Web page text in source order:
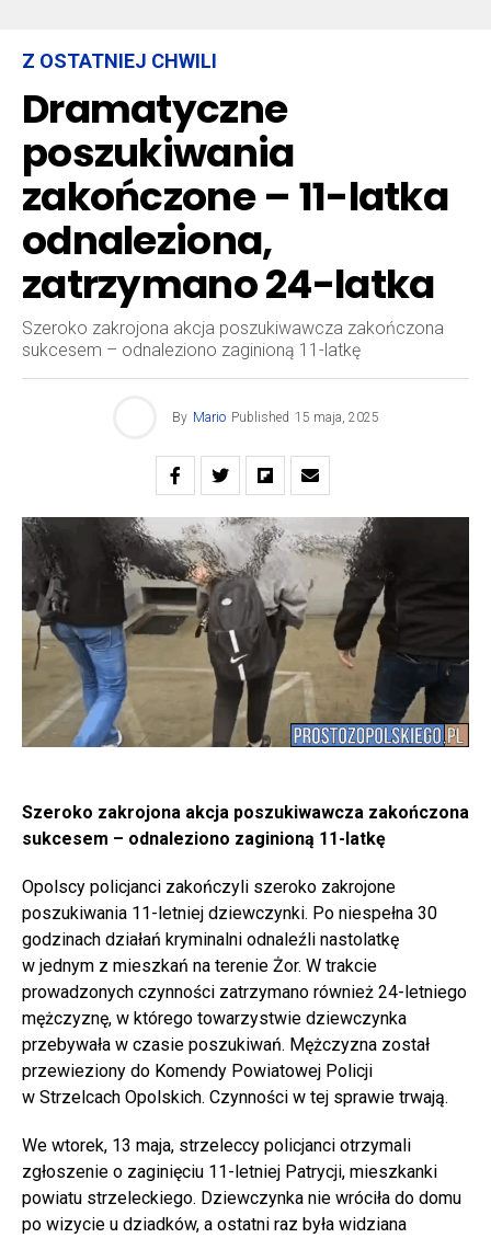
Z OSTATNIEJ CHWILI
Dramatyczne
poszukiwania
zakończone – 11-latka
odnaleziona,
zatrzymano 24-latka
Szeroko zakrojona akcja poszukiwawcza zakończona
sukcesem – odnaleziono zaginioną 11-latkę
By Mario Published 15 maja, 2025
Szeroko zakrojona akcja poszukiwawcza zakończona
sukcesem – odnaleziono zaginioną 11-latkę
Opolscy policjanci zakończyli szeroko zakrojone
poszukiwania 11-letniej dziewczynki. Po niespełna 30
godzinach działań kryminalni odnaleźli nastolatkę
w jednym z mieszkań na terenie Żor. W trakcie
prowadzonych czynności zatrzymano również 24-letniego
mężczyznę, w którego towarzystwie dziewczynka
przebywała w czasie poszukiwań. Mężczyzna został
przewieziony do Komendy Powiatowej Policji
w Strzelcach Opolskich. Czynności w tej sprawie trwają.
We wtorek, 13 maja, strzeleccy policjanci otrzymali
zgłoszenie o zaginięciu 11-letniej Patrycji, mieszkanki
powiatu strzeleckiego. Dziewczynka nie wróciła do domu
po wizycie u dziadków, a ostatni raz była widziana